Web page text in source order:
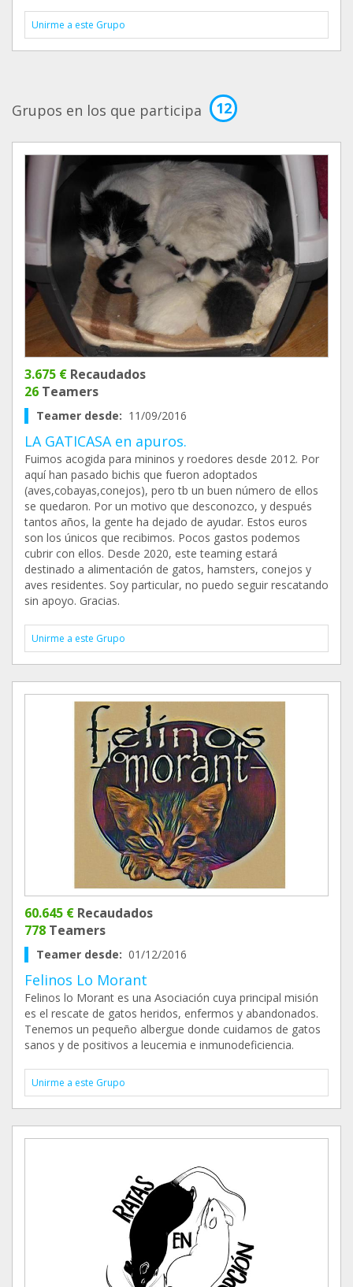
Unirme a este Grupo
Grupos en los que participa 12
3.675 € Recaudados
26 Teamers
Teamer desde: 11/09/2016
LA GATICASA en apuros.
Fuimos acogida para mininos y roedores desde 2012. Por
aquí han pasado bichis que fueron adoptados
(aves,cobayas,conejos), pero tb un buen número de ellos
se quedaron. Por un motivo que desconozco, y después
tantos años, la gente ha dejado de ayudar. Estos euros
son los únicos que recibimos. Pocos gastos podemos
cubrir con ellos. Desde 2020, este teaming estará
destinado a alimentación de gatos, hamsters, conejos y
aves residentes. Soy particular, no puedo seguir rescatando
sin apoyo. Gracias.
Unirme a este Grupo
60.645 € Recaudados
778 Teamers
Teamer desde: 01/12/2016
Felinos Lo Morant
Felinos lo Morant es una Asociación cuya principal misión
es el rescate de gatos heridos, enfermos y abandonados.
Tenemos un pequeño albergue donde cuidamos de gatos
sanos y de positivos a leucemia e inmunodeficiencia.
Unirme a este Grupo